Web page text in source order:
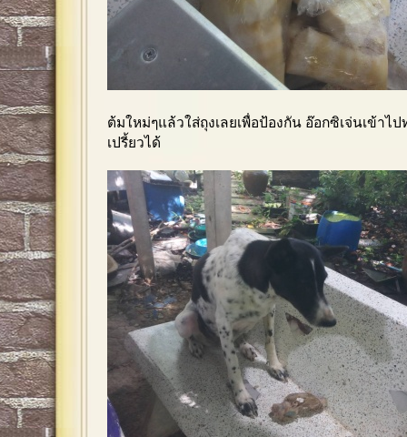
ต้มใหม่ๆแล้วใส่ถุงเลยเพื่อป้องกัน อ๊อกซิเจ่นเข้าไ
เปรี้ยวได้